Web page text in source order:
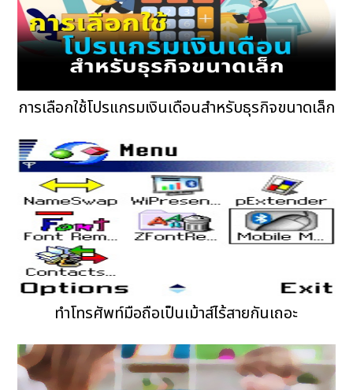
การเลือกใช้โปรแกรมเงินเดือนสำหรับธุรกิจขนาดเล็ก
ทำโทรศัพท์มือถือเป็นเม้าส์ไร้สายกันเถอะ